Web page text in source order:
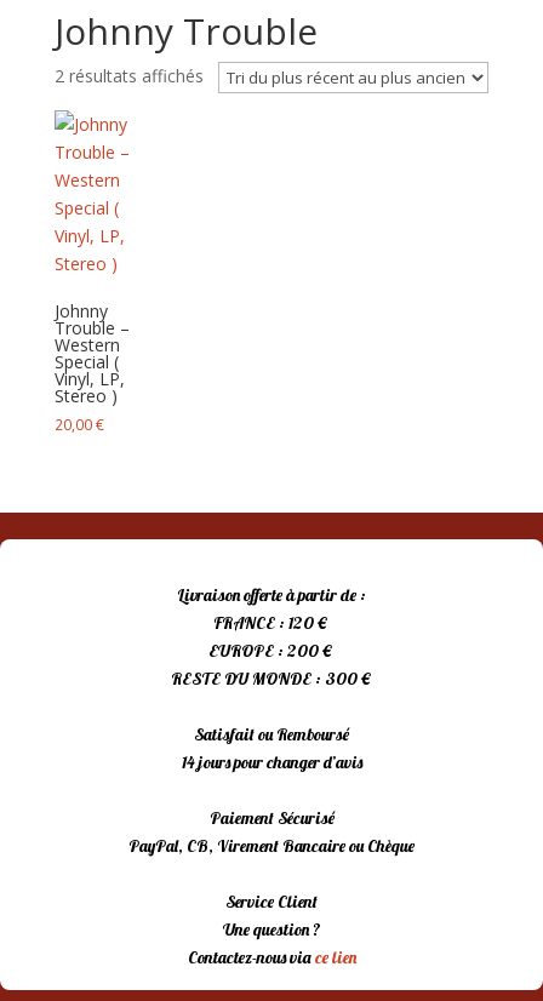
Johnny Trouble
2 résultats affichésTrié
Johnny
Trouble –
Western
Special (
Vinyl, LP,
Stereo )
20,00€
Livraison offerte à partir de :
FRANCE : 120 €
EUROPE : 200 €
RESTE DU MONDE : 300 €
Satisfait ou Remboursé
14 jours pour changer d’avis
Paiement Sécurisé
PayPal, CB, Virement Bancaire ou Chèque
Service Client
Une question ?
Contactez-nous viace lien